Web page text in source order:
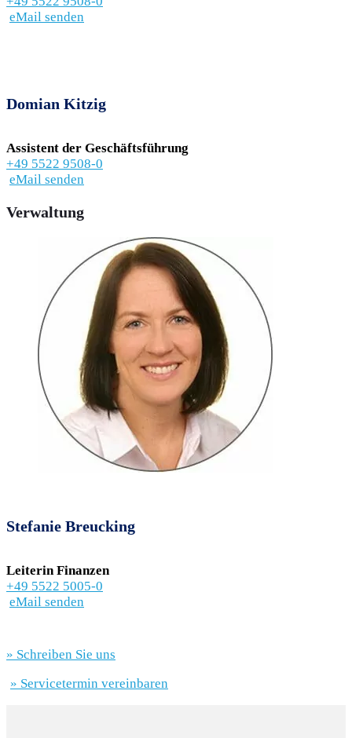
eMail senden
Domian Kitzig
Assistent der Geschäftsführung
+49 5522 9508-0
eMail senden
Verwaltung
Stefanie Breucking
Leiterin Finanzen
+49 5522 5005-0
eMail senden
» Schreiben Sie uns
» Servicetermin vereinbaren